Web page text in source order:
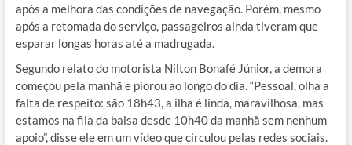
após a melhora das condições de navegação. Porém, mesmo
após a retomada do serviço, passageiros ainda tiveram que
esparar longas horas até a madrugada.
Segundo relato do motorista Nilton Bonafé Júnior, a demora
começou pela manhã e piorou ao longo do dia. “Pessoal, olha a
falta de respeito: são 18h43, a ilha é linda, maravilhosa, mas
estamos na fila da balsa desde 10h40 da manhã sem nenhum
apoio”, disse ele em um vídeo que circulou pelas redes sociais.